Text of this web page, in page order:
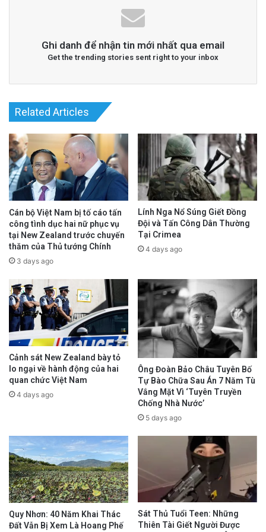
bay Cambodia chặn lại. Nhân viên hải quản
Campuchia đã tịch thu hộ chiếu, điện thoại,
căn cước và đưa ông Hiếu vào trại tù của Cục
được nói là sử dụng “hộ chiếu giả”.
Cho đến khi bản tin này được đăng tải, gia
đình bà Vy vẫn không nhận được tin tức nào
từ ông Hiếu, kể từ khi ông bị bắt gần 1 tuần
trước đó.
advertisement
Facebook cũng đã xóa bài viết của bà Vy trên
trang cá nhân, chỉ một tiếng sau khi bà thông
báo về tình trạng em trai mình.
Ghi danh để nhận tin mới nhất qua email
Get the trending stories sent right to your inbox
Related Articles
Cán bộ Việt Nam bị tố cáo tấn
công tình dục hai nữ phục vụ
tại New Zealand trước chuyến
thăm của Thủ tướng Chính
3 days ago
Lính Nga Nổ Súng Giết Đồng
Đội và Tấn Công Dân Thường
Tại Crimea
4 days ago
Cảnh sát New Zealand bày tỏ
lo ngại về hành động của hai
quan chức Việt Nam
4 days ago
Ông Đoàn Bảo Châu Tuyên Bố
Tự Bào Chữa Sau Án 7 Năm Tù
Vắng Mặt Vì ‘Tuyên Truyền
Chống Nhà Nước’
5 days ago
Quy Nhơn: 40 Năm Khai Thác
Đất Vẫn Bị Xem Là Hoang Phế
Sát Thủ Tuổi Teen: Những
Thiên Tài Giết Người Được